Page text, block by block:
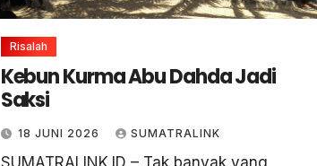
Risalah
Kebun Kurma Abu Dahda Jadi
Saksi
18 JUNI 2026 SUMATRALINK
SUMATRALINK.ID – Tak banyak yang